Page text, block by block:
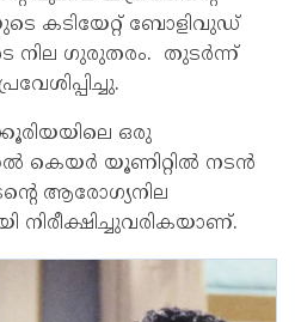
കടിയേറ്റ് ബോളിവുഡ്
നില ഗുരുതരം. തുടര്‍ന്ന്
ഒരു
കെയര്‍ യൂണിറ്റില്‍ നടന്‍
ആരോഗ്യനില
നിരീക്ഷിച്ചുവരികയാണ്.